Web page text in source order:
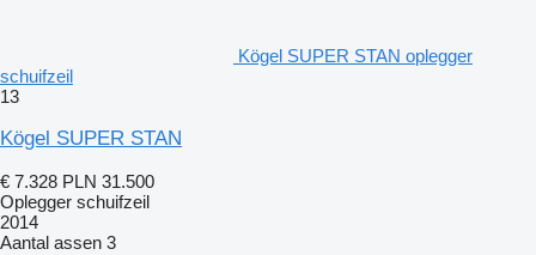
Kögel SUPER STAN oplegger
schuifzeil
13
Kögel SUPER STAN
€ 7.328 PLN 31.500
Oplegger schuifzeil
2014
Aantal assen 3